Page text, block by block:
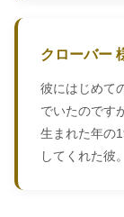
クローバー
彼にはじめて
でいたのです
生まれた年の
してくれた彼